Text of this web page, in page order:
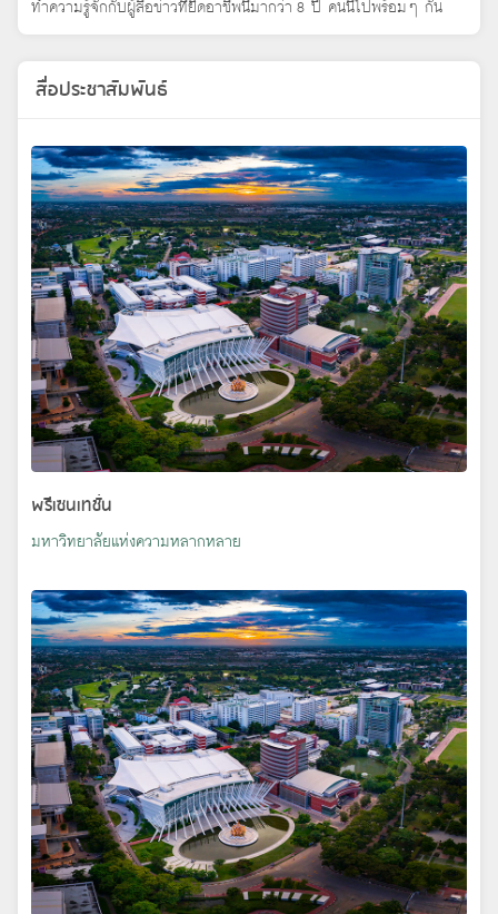
ทำความรู้จักกับผู้สื่อข่าวที่ยึดอาชีพนี้มากว่า 8 ปี คนนี้ไปพร้อมๆ กัน
สื่อประชาสัมพันธ์
พรีเซนเทชั่น
มหาวิทยาลัยแห่งความหลากหลาย